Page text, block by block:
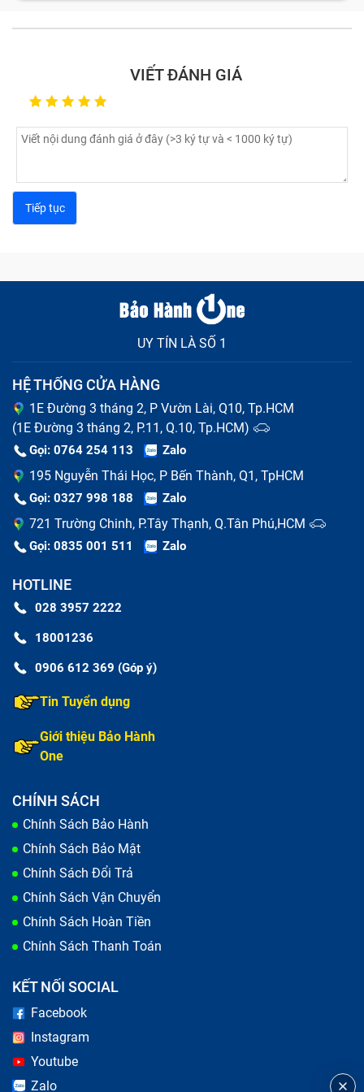
Màn hình laptop có thể gặp phải một số lỗi phổ biến
những dấu hiệu thường gặp là màn hình bị sọc ngang
hình nhấp nháy liên tục, đó có thể là dấu hiệu của sự
cố về phần cứng hoặc phần mềm.
Một vấn đề khác là màu sắc hiển thị sai lệch, màn hình
bị tối đen, tối mờ hoặc không lên là dấu hiệu nghiêm
trọng, có thể do lỗi đèn nền hoặc cáp kết
nối, blacklight, Cable LCD, cao áp. Ngoài ra, bạn cũng
có thể gặp phải hiện tượng màn hình bị vỡ, móp méo,
màn hình bị mờ, xuất hiện điểm chết (dead pixel) hoặc
Các vấn đề khác bao gồm hiện tượng ghosting (hình
ảnh mờ) và màn hình không sáng đều. Nếu laptop của
sửa chữa ngay để tránh làm hỏng thêm các bộ phận
khác.
Laptop Quận 1 chạy chậm, lỗi nguồn
Đầu tiên, nếu laptop không bật lên dù bạn đã ấn nút
nguồn hoặc màn hình không sáng, đó có thể là do vấn
đề với nguồn điện. Một dấu hiệu khác là màn hình tối
VIẾT ĐÁNH GIÁ
UY TÍN LÀ SỐ 1
HỆ THỐNG CỬA HÀNG
1E Đường 3 tháng 2, P Vườn Lài, Q10, Tp.HCM
(1E Đường 3 tháng 2, P.11, Q.10, Tp.HCM)
Gọi: 0764 254 113 Zalo
195 Nguyễn Thái Học, P Bến Thành, Q1, TpHCM
Gọi: 0327 998 188 Zalo
721 Trường Chinh, P.Tây Thạnh, Q.Tân Phú,HCM
Gọi: 0835 001 511 Zalo
HOTLINE
028 3957 2222
18001236
0906 612 369 (Góp ý)
Tin Tuyển dụng
Giới thiệu Bảo Hành
One
CHÍNH SÁCH
Chính Sách Bảo Hành
Chính Sách Bảo Mật
Chính Sách Đổi Trả
Chính Sách Vận Chuyển
Chính Sách Hoàn Tiền
Chính Sách Thanh Toán
KẾT NỐI SOCIAL
Facebook
Instagram
Youtube
Zalo